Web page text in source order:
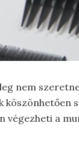
nem
köszönhetően
végezheti a